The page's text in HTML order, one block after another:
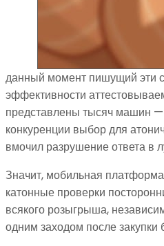
данный момент пишущий эти
эффективности
представлены тысяч машин
конкуренции выбор для
вмочил разрушение ответа
Значит, мобильная
катонные проверки
всякого розыгрыша,
одним заходом после закупки